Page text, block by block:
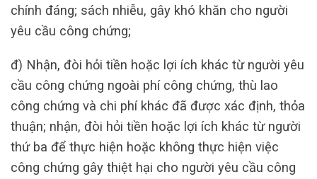
chính đáng; sách nhiễu, gây khó khăn cho người
yêu cầu công chứng;
đ) Nhận, đòi hỏi tiền hoặc lợi ích khác từ người yêu
cầu công chứng ngoài phí công chứng, thù lao
công chứng và chi phí khác đã được xác định, thỏa
thuận; nhận, đòi hỏi tiền hoặc lợi ích khác từ người
thứ ba để thực hiện hoặc không thực hiện việc
công chứng gây thiệt hại cho người yêu cầu công